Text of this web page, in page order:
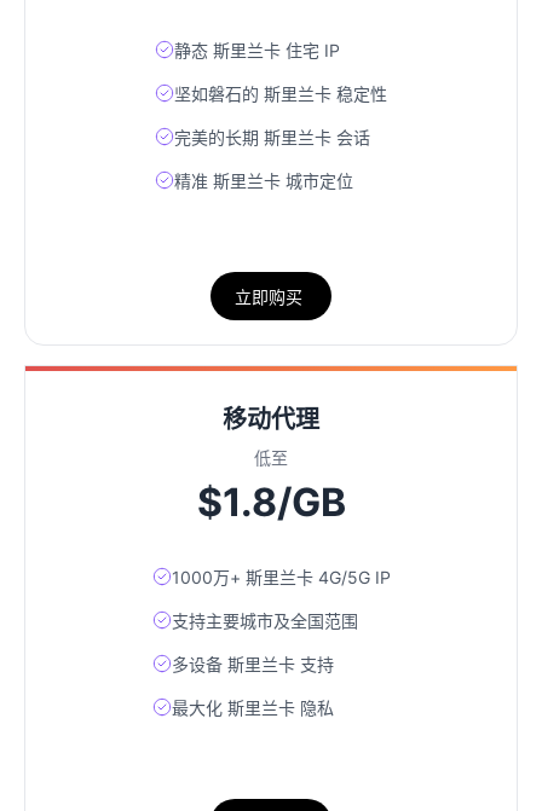
静态 斯里兰卡 住宅 IP
坚如磐石的 斯里兰卡 稳定性
完美的长期 斯里兰卡 会话
精准 斯里兰卡 城市定位
立即购买
移动代理
低至
$1.8/GB
1000万+ 斯里兰卡 4G/5G IP
支持主要城市及全国范围
多设备 斯里兰卡 支持
最大化 斯里兰卡 隐私